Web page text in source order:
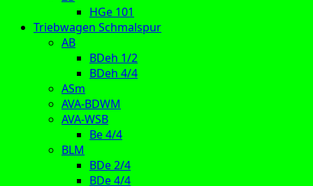
HGe 101
Triebwagen Schmalspur
AB
BDeh 1/2
BDeh 4/4
ASm
AVA-BDWM
AVA-WSB
Be 4/4
BLM
BDe 2/4
BDe 4/4